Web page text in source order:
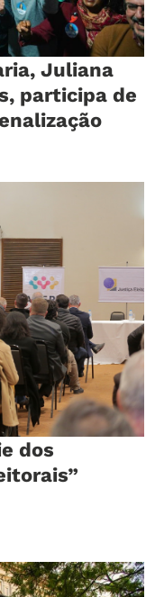
Juliana
participa de
dos